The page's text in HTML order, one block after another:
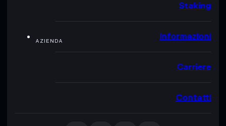
Staking
AZIENDA Informazioni
Carriere
Contatti